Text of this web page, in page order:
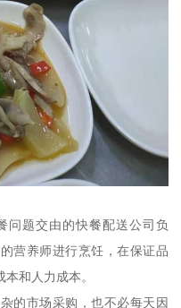
问题交由的快餐配送公司负
营养师进行烹饪，在保证品
和人力成本。
的市场采购，也不必每天因